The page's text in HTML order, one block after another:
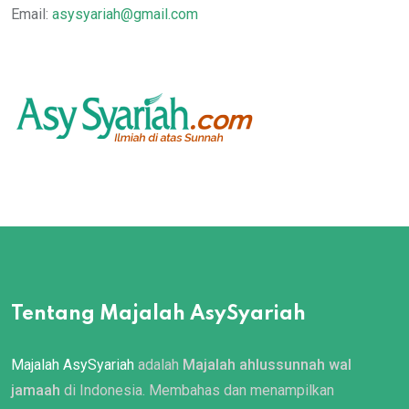
Email: asysyariah@gmail.com
Tentang Majalah AsySyariah
Majalah AsySyariah adalah Majalah ahlussunnah wal
jamaah di Indonesia. Membahas dan menampilkan